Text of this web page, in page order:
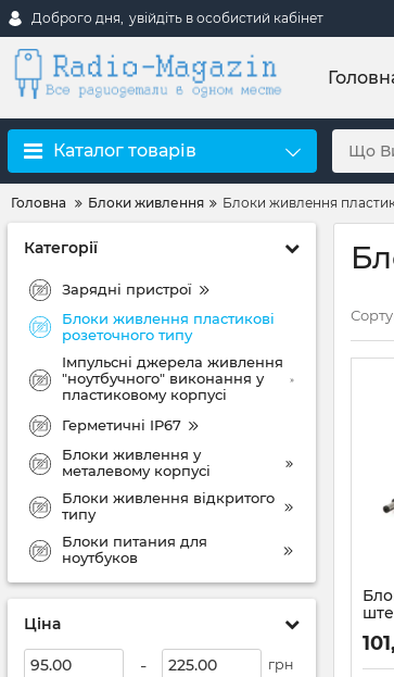
Доброго дня, увійдіть в особистий кабінет
Каталог товарів
Головна Блоки живлення Блоки живлення
Категорії
Зарядні пристрої
Блоки живлення пластикові
розеточного типу
Імпульсні джерела живлення
"ноутбучного" виконання у
пластиковому корпусі
Герметичні IP67
Блоки живлення у
металевому корпусі
Блоки живлення відкритого
типу
Блоки питания для
ноутбуков
Ціна
- грн